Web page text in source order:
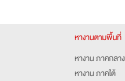
หางานตามพื้นที่
หางาน ภาคกลาง
หางาน ภาคใต้